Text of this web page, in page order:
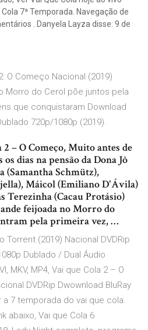
7ª Temporada. Navegação de
. Danyela Layza disse: 9 de
O Começo Nacional (2019)
Morro do Cerol põe juntos pela
que conquistaram Download
720p/1080p (2019).
– O Começo, Muito antes de
dias na pensão da Dona Jô
(Samantha Schmütz),
Máicol (Emiliano D'Ávila)
Terezinha (Cacau Protásio)
feijoada no Morro do
pela primeira vez, …
Torrent (2019) Nacional DVDRip
Dublado / Dual Áudio
MKV, MP4, Vai que Cola 2 – O
DVDRip Dwownload BluRay
7 temporada do vai que cola.
abaixo, Vai que Cola 6